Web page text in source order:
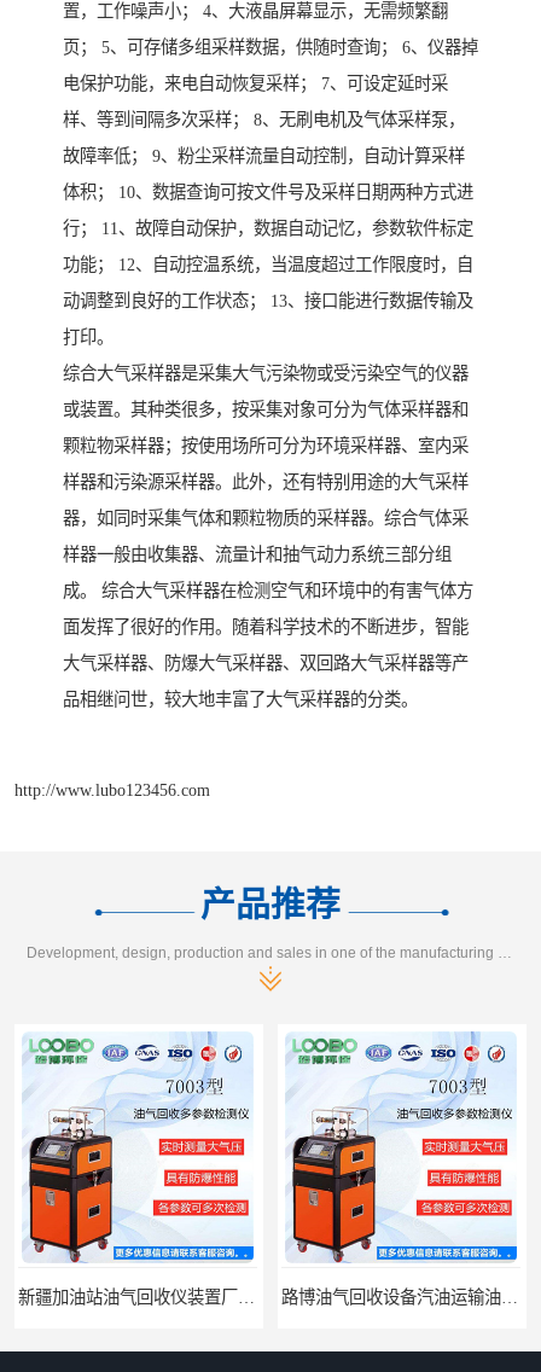
置，工作噪声小； 4、大液晶屏幕显示，无需频繁翻
页； 5、可存储多组采样数据，供随时查询； 6、仪器掉
电保护功能，来电自动恢复采样； 7、可设定延时采
样、等到间隔多次采样； 8、无刷电机及气体采样泵，
故障率低； 9、粉尘采样流量自动控制，自动计算采样
体积； 10、数据查询可按文件号及采样日期两种方式进
行； 11、故障自动保护，数据自动记忆，参数软件标定
功能； 12、自动控温系统，当温度超过工作限度时，自
动调整到良好的工作状态； 13、接口能进行数据传输及
打印。
综合大气采样器是采集大气污染物或受污染空气的仪器
或装置。其种类很多，按采集对象可分为气体采样器和
颗粒物采样器；按使用场所可分为环境采样器、室内采
样器和污染源采样器。此外，还有特别用途的大气采样
器，如同时采集气体和颗粒物质的采样器。综合气体采
样器一般由收集器、流量计和抽气动力系统三部分组
成。 综合大气采样器在检测空气和环境中的有害气体方
面发挥了很好的作用。随着科学技术的不断进步，智能
大气采样器、防爆大气采样器、双回路大气采样器等产
品相继问世，较大地丰富了大气采样器的分类。
http://www.lubo123456.com
产品推荐
江西全自动水质采样器批发直销